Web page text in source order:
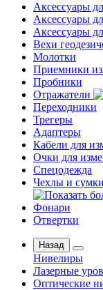
Аксессуары
Аксессуары
Аксессуары
Вехи
Молотки
Приемники
Пробники
Отражатели
Переходники
Трегеры
Адаптеры
Кабели для
Очки для
Спецодежда
Чехлы и
Фонари
Отвертки
Назад
Нивелиры
Лазерные
Оптические